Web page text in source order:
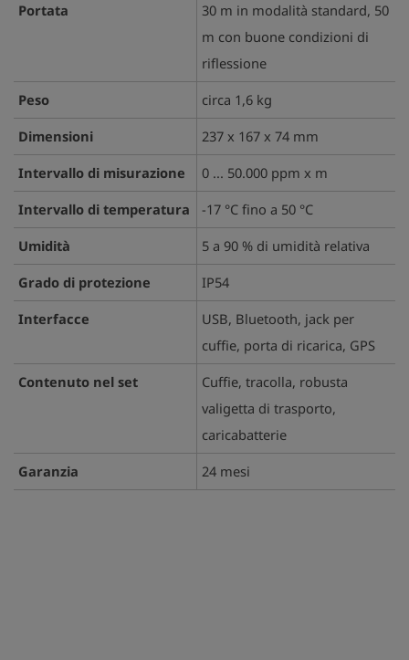
Portata
30 m in modalità standard, 50
m con buone condizioni di
riflessione
Peso
circa 1,6 kg
Dimensioni
237 x 167 x 74 mm
Intervallo di misurazione
0 ... 50.000 ppm x m
Intervallo di temperatura
-17 °C fino a 50 °C
Umidità
5 a 90 % di umidità relativa
Grado di protezione
IP54
Interfacce
USB, Bluetooth, jack per
cuffie, porta di ricarica, GPS
Contenuto nel set
Cuffie, tracolla, robusta
valigetta di trasporto,
caricabatterie
Garanzia
24 mesi
play_arrow